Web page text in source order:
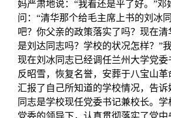
妈严肃地说：“我看还是平了好。”邓
问：“清华那个给毛主席上书的刘冰
吧？你父亲的政策落实了吗？现在
是刘达同志吗？学校的状况怎样？”
现在刘冰同志已经调任兰州大学党
反昭雪，恢复名誉，安葬于八宝山
汇报了自己所知道的学校情况，告诉
同志是学校现任党委书记兼校长。
党委的领导下，认真贯彻落实了党